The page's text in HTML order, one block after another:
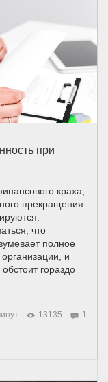
при
краха,
прекращения
что
полное
и
гораздо
13135 1